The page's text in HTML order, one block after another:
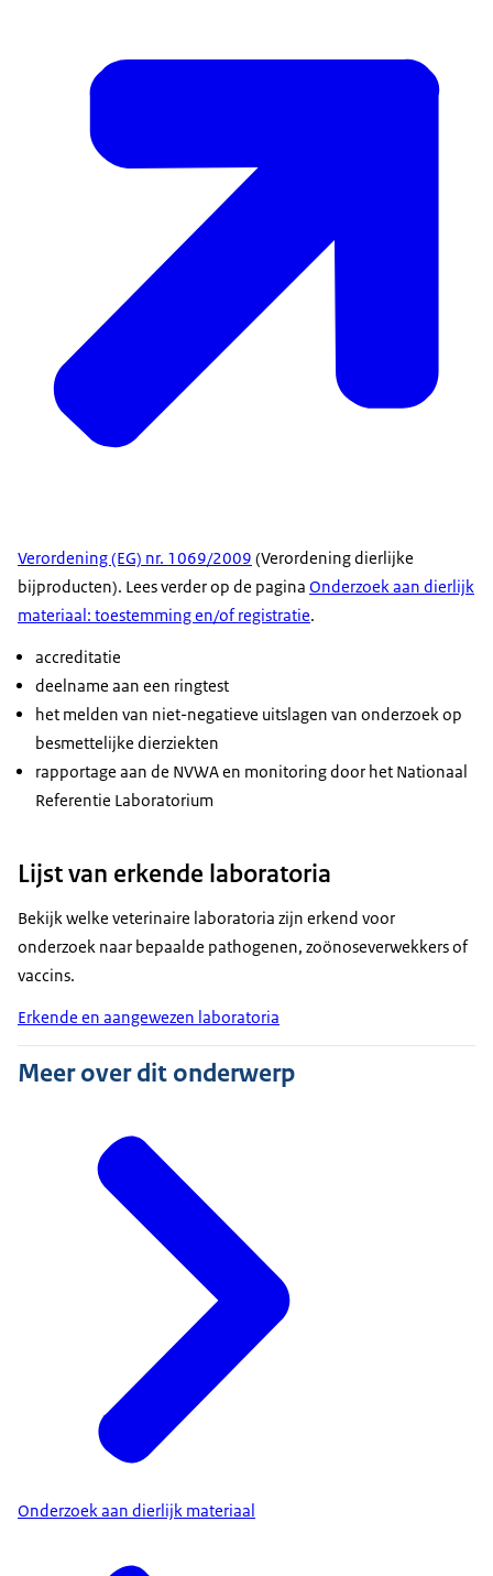
Verordening (EG) nr. 1069/2009 (Verordening dierlijke
bijproducten). Lees verder op de pagina Onderzoek aan dierlijk
materiaal: toestemming en/of registratie.
accreditatie
deelname aan een ringtest
het melden van niet-negatieve uitslagen van onderzoek op
besmettelijke dierziekten
rapportage aan de NVWA en monitoring door het Nationaal
Referentie Laboratorium
Lijst van erkende laboratoria
Bekijk welke veterinaire laboratoria zijn erkend voor
onderzoek naar bepaalde pathogenen, zoönoseverwekkers of
vaccins.
Erkende en aangewezen laboratoria
Meer over dit onderwerp
Onderzoek aan dierlijk materiaal